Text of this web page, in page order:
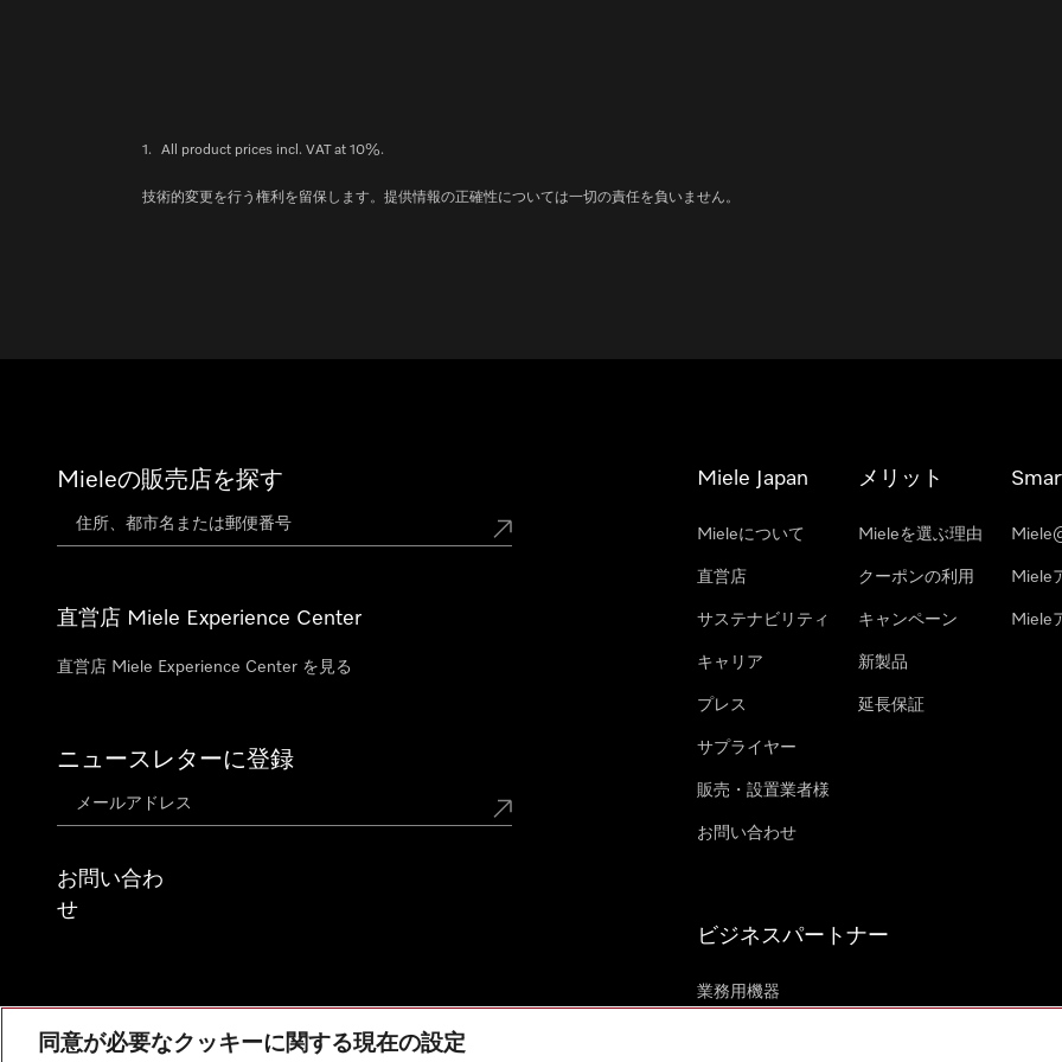
1. All product prices incl. VAT at 10%.
技術的変更を行う権利を留保します。提供情報の正確性については一切の責任を負いません。
Mieleの販売店を探す
直営店 Miele Experience Center
直営店 Miele Experience Center を見る
ニュースレターに登録
お問い合わ
せ
Miele Japan
Mieleについて
直営店
サステナビリティ
キャリア
プレス
サプライヤー
販売・設置業者様
お問い合わせ
メリット
Mieleを選ぶ理由
クーポンの利用
キャンペーン
新製品
延長保証
Miele
Miele
ビジネスパートナー
業務用機器
同意が必要なクッキーに関する現在の設定